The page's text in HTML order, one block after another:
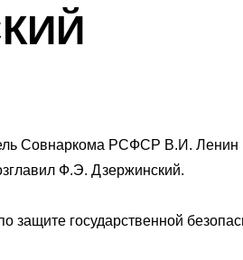
Совнаркома РСФСР В.И.
Ф.Э. Дзержинский.
защите государственной